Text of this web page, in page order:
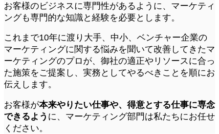
お客様のビジネスに専門性があるように、マーケティ
ングも専門的な知識と経験を必要とします。
これまで10年に渡り大手、中小、ベンチャー企業の
マーケティングに関する悩みを聞いて改善してきたマ
ーケティングのプロが、御社の適正やリソースに合っ
た施策をご提案し、実務としてやるべきことを順にお
伝えします。
お客様が本来やりたい仕事や、得意とする仕事に専念
できるよう に、マーケティング部門は私たちにお任せ
ください。